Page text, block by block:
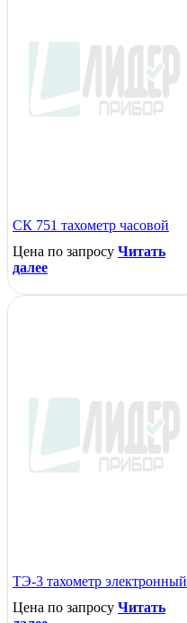
СК 751 тахометр часовой
Цена по запросу Читать
далее
ТЭ-3 тахометр электронный
Цена по запросу Читать